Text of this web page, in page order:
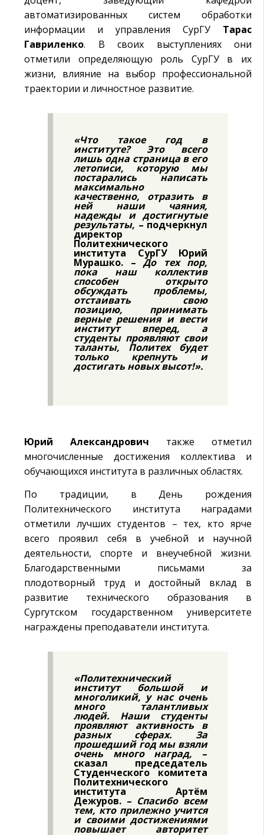
автоматизированных систем обработки
информации и управления СурГУ Тарас
Гавриленко. В своих выступлениях они
отметили определяющую роль СурГУ в их
жизни, влияние на выбор профессиональной
траектории и личностное развитие.
«Что такое год в
институте? Это всего
лишь одна страница в его
летописи, которую мы
постарались написать
максимально
качественно, отразить в
ней наши чаяния,
надежды и достигнутые
результаты, – подчеркнул
директор
Политехнического
института СурГУ Юрий
Мурашко. – До тех пор,
пока наш коллектив
способен открыто
обсуждать проблемы,
отстаивать свою
позицию, принимать
верные решения и вести
институт вперед, а
студенты проявляют свои
таланты, Политех будет
только крепнуть и
достигать новых высот!».
Юрий Александрович также отметил
многочисленные достижения коллектива и
обучающихся института в различных областях.
По традиции, в День рождения
Политехнического института наградами
отметили лучших студентов – тех, кто ярче
всего проявил себя в учебной и научной
деятельности, спорте и внеучебной жизни.
Благодарственными письмами за
плодотворный труд и достойный вклад в
развитие технического образования в
Сургутском государственном университете
награждены преподаватели института.
«Политехнический
институт большой и
многоликий, у нас очень
много талантливых
людей. Наши студенты
проявляют активность в
разных сферах. За
прошедший год мы взяли
очень много наград, –
сказал председатель
Студенческого комитета
Политехнического
института Артём
Дежуров. – Спасибо всем
тем, кто прилежно учится
и своими достижениями
повышает авторитет